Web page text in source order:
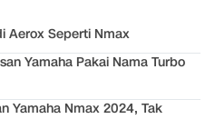
Aerox Seperti Nmax
Yamaha Pakai Nama Turbo
Yamaha Nmax 2024, Tak